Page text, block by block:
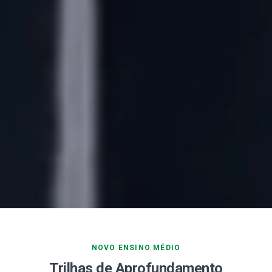
NOVO ENSINO MÉDIO
Trilhas de Aprofundamento